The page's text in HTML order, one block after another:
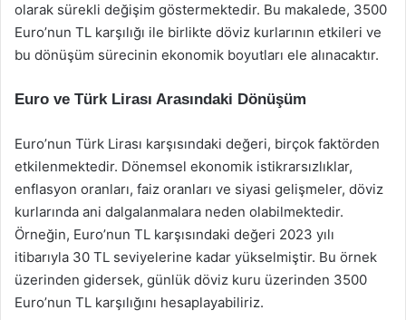
olarak sürekli değişim göstermektedir. Bu makalede, 3500
Euro’nun TL karşılığı ile birlikte döviz kurlarının etkileri ve
bu dönüşüm sürecinin ekonomik boyutları ele alınacaktır.
Euro ve Türk Lirası Arasındaki Dönüşüm
Euro’nun Türk Lirası karşısındaki değeri, birçok faktörden
etkilenmektedir. Dönemsel ekonomik istikrarsızlıklar,
enflasyon oranları, faiz oranları ve siyasi gelişmeler, döviz
kurlarında ani dalgalanmalara neden olabilmektedir.
Örneğin, Euro’nun TL karşısındaki değeri 2023 yılı
itibarıyla 30 TL seviyelerine kadar yükselmiştir. Bu örnek
üzerinden gidersek, günlük döviz kuru üzerinden 3500
Euro’nun TL karşılığını hesaplayabiliriz.